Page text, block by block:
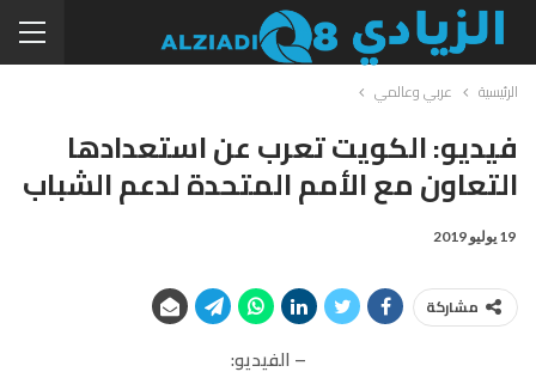
الرئيسية عربي وعالمي
فيديو: الكويت تعرب عن استعدادها
التعاون مع الأمم المتحدة لدعم الشباب
19 يوليو 2019
مشاركة
– الفيديو: